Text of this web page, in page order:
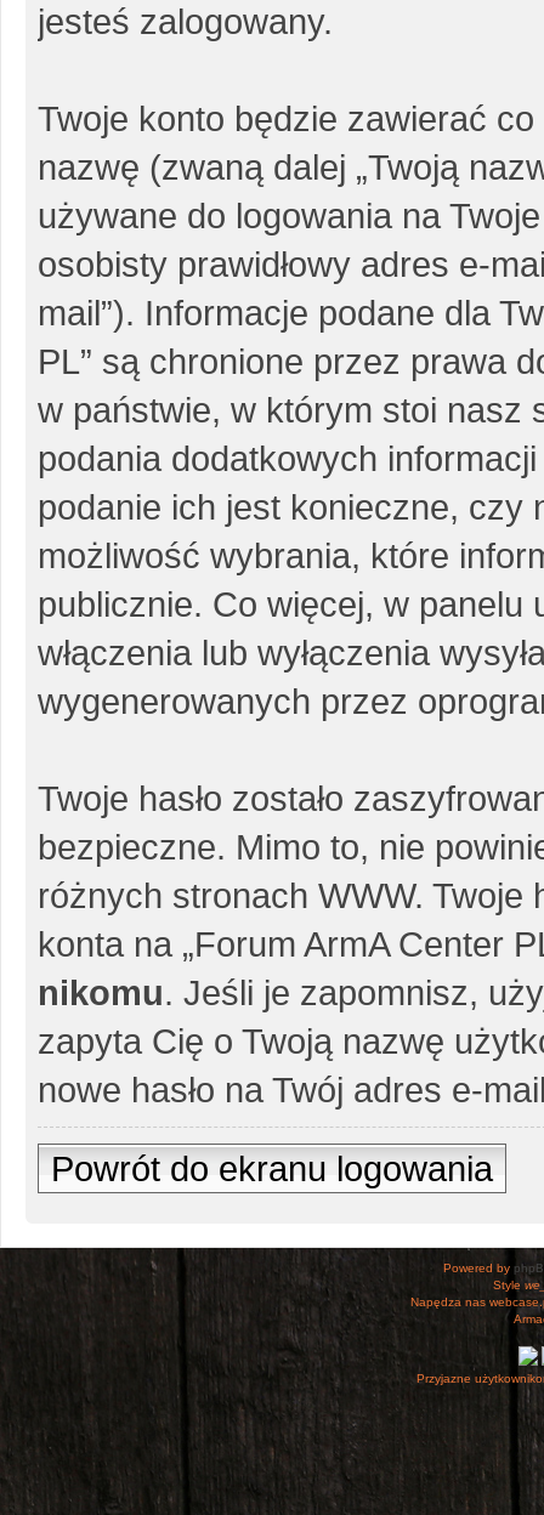
jesteś zalogowany.
Twoje konto będzie zawierać
nazwę (zwaną dalej „Twoją
używane do logowania na
osobisty prawidłowy adres e-
mail”). Informacje podane dla
PL” są chronione przez prawa
w państwie, w którym stoi nasz
podania dodatkowych
podanie ich jest konieczne,
możliwość wybrania, które
publicznie. Co więcej, w
włączenia lub wyłączenia
wygenerowanych przez
Twoje hasło zostało
bezpieczne. Mimo to, nie
różnych stronach WWW. Twoje
konta na „Forum ArmA Center
nikomu. Jeśli je zapomnisz,
zapyta Cię o Twoją nazwę
nowe hasło na Twój adres e-
Powrót do ekranu logowania
Powered by
Style
Napędza nas
Przyjazne